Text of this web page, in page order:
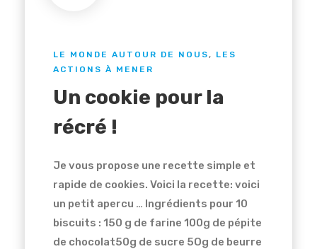
LE MONDE AUTOUR DE NOUS , LES
ACTIONS À MENER
Un cookie pour la
récré !
Je vous propose une recette simple et
rapide de cookies. Voici la recette: voici
un petit apercu … Ingrédients pour 10
biscuits : 150 g de farine 100g de pépite
de chocolat50g de sucre 5Og de beurre